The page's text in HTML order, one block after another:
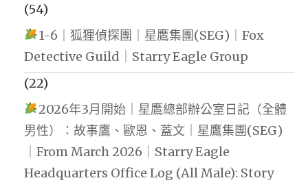
(54)
1-6｜狐狸偵探團｜星鷹集團(SEG)｜Fox
Detective Guild｜Starry Eagle Group
(22)
2026年3月開始｜星鷹總部辦公室日記（全體
男性）：故事鷹、歐恩、蓋文｜星鷹集團(SEG)
｜From March 2026｜Starry Eagle
Headquarters Office Log (All Male): Story